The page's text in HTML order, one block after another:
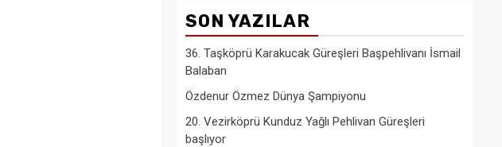
SON YAZILAR
36. Taşköprü Karakucak Güreşleri Başpehlivanı İsmail
Balaban
Özdenur Özmez Dünya Şampiyonu
20. Vezirköprü Kunduz Yağlı Pehlivan Güreşleri
başlıyor